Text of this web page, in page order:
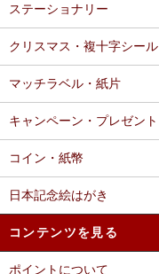
ステーショナリー
クリスマス・複十字シール
マッチラベル・紙片
キャンペーン・プレゼント
コイン・紙幣
日本記念絵はがき
コンテンツを見る
ポイントについて